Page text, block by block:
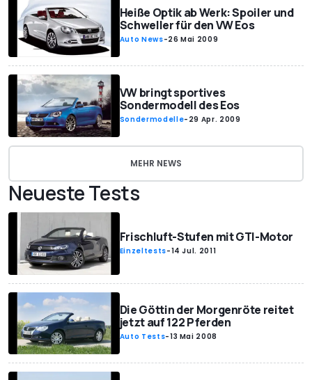
Heiße Optik ab Werk: Spoiler und
Schweller für den VW Eos
Auto News-26 Mai 2009
VW bringt sportives
Sondermodell des Eos
Sondermodelle- 29 Apr. 2009
MEHR NEWS
Neueste Tests
Frischluft-Stufen mit GTI-Motor
Einzeltests-14 Jul. 2011
Die Göttin der Morgenröte reitet
jetzt auf 122 Pferden
Auto Tests-13 Mai 2008